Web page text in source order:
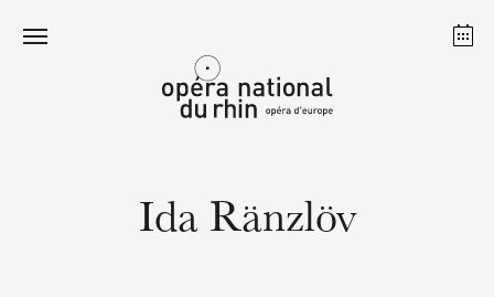
Straßburg
Ida Ränzlöv